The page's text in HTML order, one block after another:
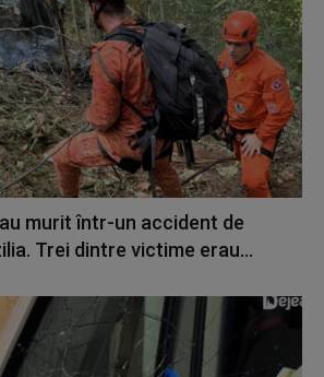
murit într-un accident de
Trei dintre victime erau...